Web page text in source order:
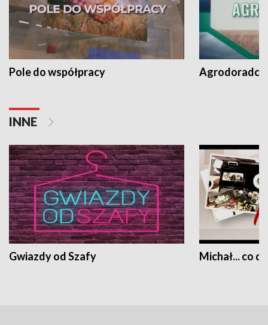
Pole do współpracy Agrodoradcy
INNE
Gwiazdy od Szafy Michał... co